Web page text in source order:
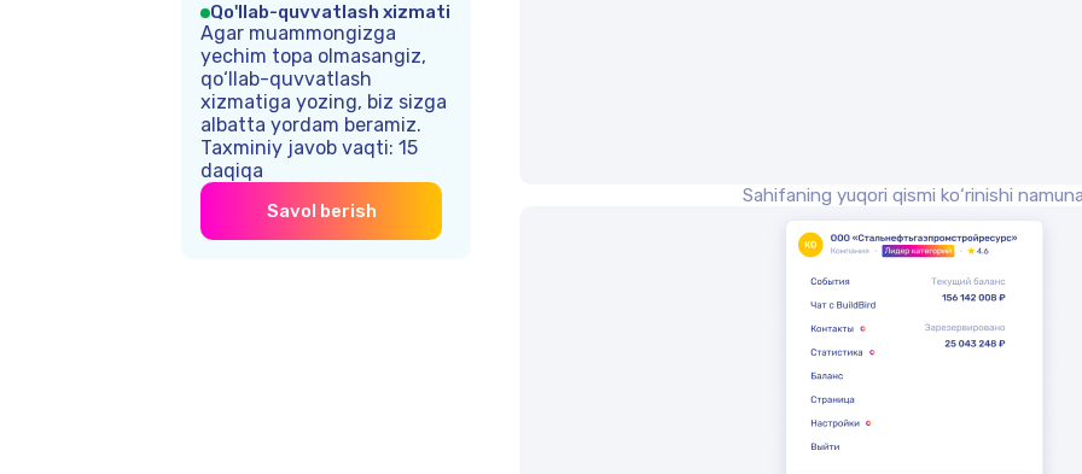
Qo'llab-quvvatlash xizmati
Agar muammongizga
yechim topa olmasangiz,
qo‘llab-quvvatlash
xizmatiga yozing, biz sizga
albatta yordam beramiz.
Taxminiy javob vaqti: 15
daqiqa
Savol berish
Sahifaning yuqori qismi ko‘rinishi